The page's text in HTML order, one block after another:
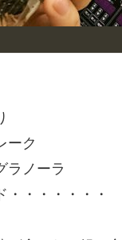
ーク
ラノーラ
・・・・・・